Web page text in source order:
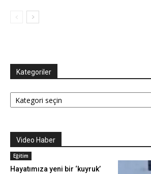
Kategoriler
Kategoriler
Video Haber
Eğitim
Hayatımıza yeni bir ‘kuyruk’